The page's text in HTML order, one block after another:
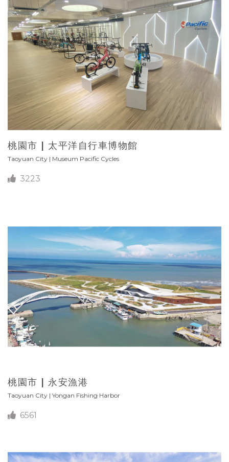
桃園市 | 太平洋自行車博物館
Taoyuan City | Museum Pacific Cycles
3223
桃園市 | 永安漁港
Taoyuan City | Yongan Fishing Harbor
6561